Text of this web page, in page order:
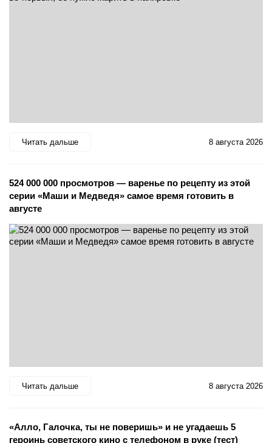
Читать дальше 8 августа 2026
524 000 000 просмотров — варенье по рецепту из этой
серии «Маши и Медведя» самое время готовить в
августе
Читать дальше 8 августа 2026
«Алло, Галочка, ты не поверишь» и не угадаешь 5
героинь советского кино с телефоном в руке (тест)